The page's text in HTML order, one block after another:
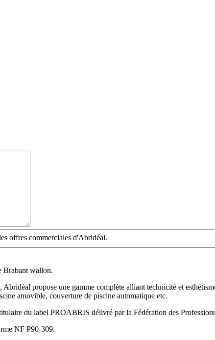
offres commerciales d'Abridéal.
Brabant wallon.
propose une gamme complète alliant technicité et
amovible, couverture de piscine automatique etc.
du label PROABRIS délivré par la Fédération des
NF P90-309.